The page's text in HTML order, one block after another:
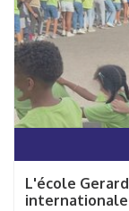
L'école
internationale